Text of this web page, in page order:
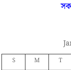
S M T